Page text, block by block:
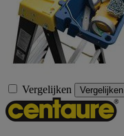
Vergelijken Vergelijken